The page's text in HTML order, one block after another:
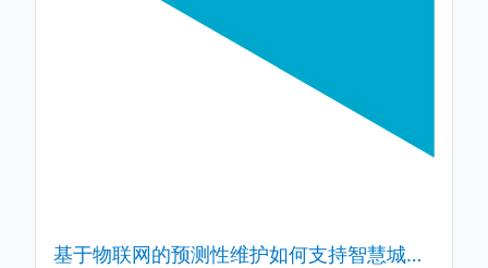
基于物联网的预测性维护如何支持智慧城市基础设施运作